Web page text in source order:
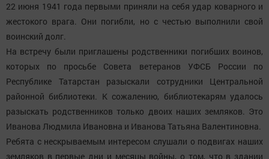
22 июня 1941 года первыми приняли на себя удар коварного и
жестокого врага. Они погибли, но с честью выполнили свой
воинский долг.
На встречу были приглашены родственники погибших воинов,
которых по просьбе Совета ветеранов УФСБ России по
Республике Татарстан разыскали сотрудники Центральной
районной библиотеки. К сожалению, библиотекарям удалось
разыскать родственников только двоих наших земляков. Это
Иванова Людмила Ивановна и Иванова Татьяна Валентиновна.
Ребята с нескрываемым интересом слушали о подвигах наших
земляков в первые дни и месяцы войны, о том, что в здании